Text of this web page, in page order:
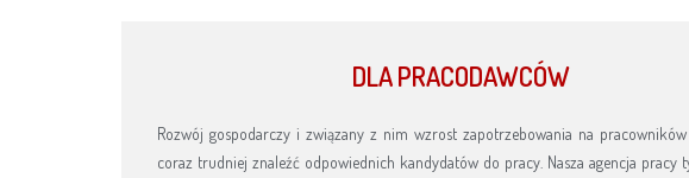
DLA PRACODAWCÓW
Rozwój gospodarczy i związany z nim wzrost zapotrzebowania na
coraz trudniej znaleźć odpowiednich kandydatów do pracy. Nasza agencja pracy